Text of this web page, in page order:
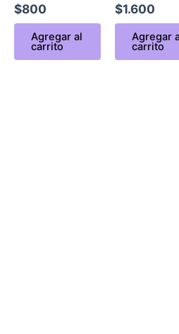
$800
Agregar al
carrito
$1.600
Agregar
carrito